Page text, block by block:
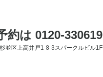
約は 0120-330619
並区上高井戸1-8-3スパークルビル1F